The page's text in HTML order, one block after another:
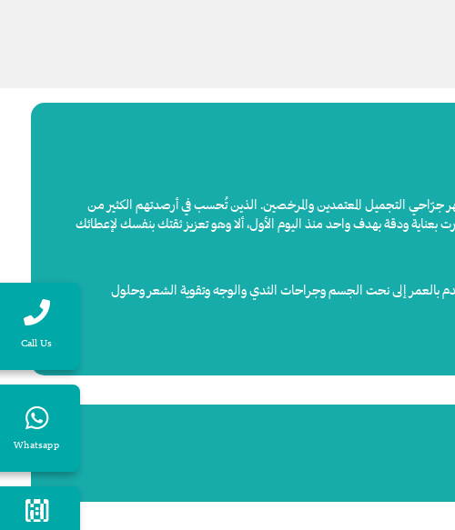
Call Us
Whatsapp
جرّاحي التجميل المعتمدين والمرخصين. الذين تُحسب في أرصدتهم الكثير من
ودقة بهدف واحد منذ اليوم الأول، ألا وهو تعزيز ثقتك بنفسك لإعطائك
بالعمر إلى نحت الجسم وجراحات الثدي والوجه وتقوية الشعر وحلول